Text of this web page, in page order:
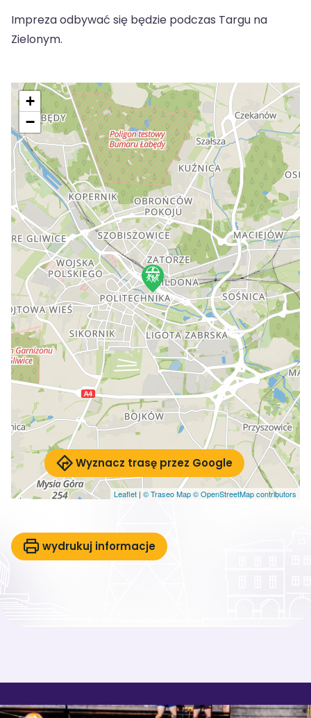
Impreza odbywać się będzie podczas Targu na
Zielonym.
+
−
Leaflet | © Traseo Map© OpenStreetMap contributors
Wyznacz trasę przez Google
wydrukuj informacje